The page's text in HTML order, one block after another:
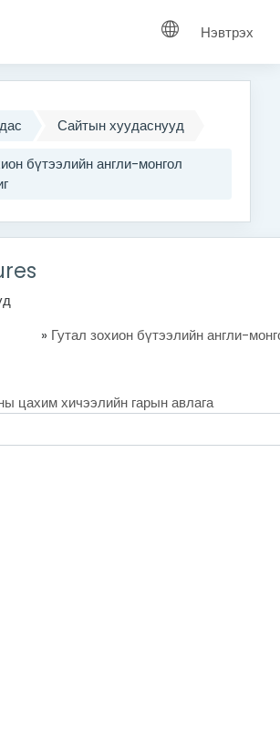
Нэвтрэх
Сайтын хуудаснууд
бүтээлийн англи-монгол
» Гутал зохион бүтээлийн англи-
цахим хичээлийн гарын авлага